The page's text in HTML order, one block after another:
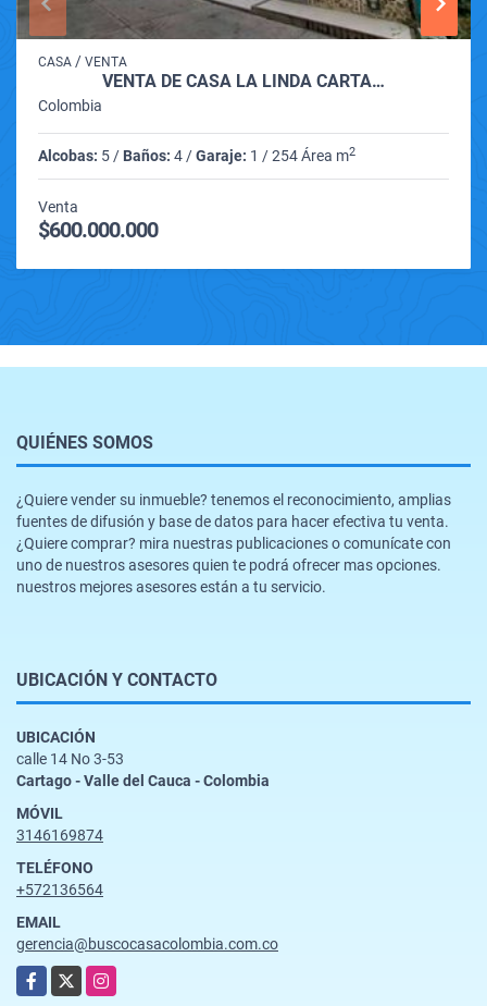
CASA / VENTA
VENTA DE CASA LA LINDA CARTA…
Colombia
Alcobas: 5 / Baños: 4 /Garaje: 1 / 254 Área m2
Venta
$600.000.000
QUIÉNES SOMOS
¿Quiere vender su inmueble? tenemos el reconocimiento, amplias
fuentes de difusión y base de datos para hacer efectiva tu venta.
¿Quiere comprar? mira nuestras publicaciones o comunícate con
uno de nuestros asesores quien te podrá ofrecer mas opciones.
nuestros mejores asesores están a tu servicio.
UBICACIÓN Y CONTACTO
UBICACIÓN
calle 14 No 3-53
Cartago - Valle del Cauca - Colombia
MÓVIL
3146169874
TELÉFONO
+572136564
EMAIL
gerencia@buscocasacolombia.com.co
Facebook
X Instagram